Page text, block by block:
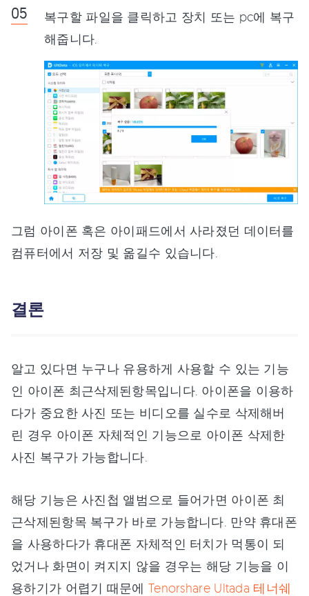
복구할 파일을 클릭하고 장치 또는 pc에 복구
해줍니다.
그럼 아이폰 혹은 아이패드에서 사라졌던 데이터를
컴퓨터에서 저장 및 옮길수 있습니다.
결론
알고 있다면 누구나 유용하게 사용할 수 있는 기능
인 아이폰 최근삭제된항목입니다. 아이폰을 이용하
다가 중요한 사진 또는 비디오를 실수로 삭제해버
린 경우 아이폰 자체적인 기능으로 아이폰 삭제한
사진 복구가 가능합니다.
해당 기능은 사진첩 앨범으로 들어가면 아이폰 최
근삭제된항목 복구가 바로 가능합니다. 만약 휴대폰
을 사용하다가 휴대폰 자체적인 터치가 먹통이 되
었거나 화면이 켜지지 않을 경우는 해당 기능을 이
용하기가 어렵기 때문에 Tenorshare Ultada 테너쉐